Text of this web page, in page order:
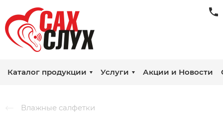
Каталог продукции Услуги Акции и Новости
Влажные салфетки